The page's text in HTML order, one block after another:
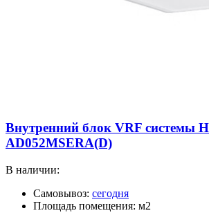
Внутренний блок VRF системы
AD052MSERA(D)
В наличии:
Самовывоз: сегодня
Площадь помещения: м2